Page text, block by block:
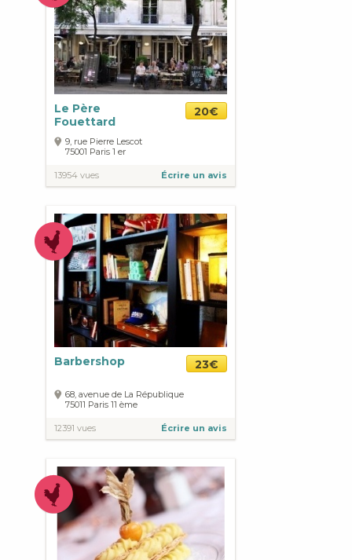
Le Père
Fouettard
20€
9, rue Pierre Lescot
75001 Paris 1 er
13954 vues Écrire un avis
Barbershop 23€
68, avenue de La République
75011 Paris 11 ème
12391 vues Écrire un avis